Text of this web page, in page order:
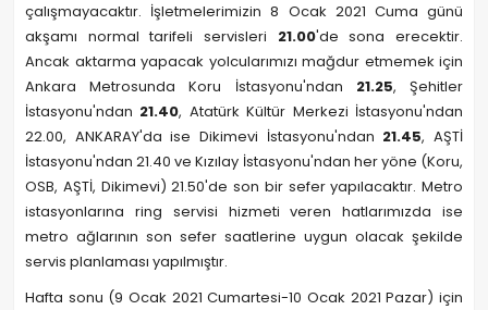
çalışmayacaktır. İşletmelerimizin 8 Ocak 2021 Cuma günü
akşamı normal tarifeli servisleri 21.00'de sona erecektir.
Ancak aktarma yapacak yolcularımızı mağdur etmemek için
Ankara Metrosunda Koru İstasyonu'ndan 21.25, Şehitler
İstasyonu'ndan 21.40, Atatürk Kültür Merkezi İstasyonu'ndan
22.00, ANKARAY'da ise Dikimevi İstasyonu'ndan 21.45, AŞTİ
İstasyonu'ndan 21.40 ve Kızılay İstasyonu'ndan her yöne (Koru,
OSB, AŞTİ, Dikimevi) 21.50'de son bir sefer yapılacaktır. Metro
istasyonlarına ring servisi hizmeti veren hatlarımızda ise
metro ağlarının son sefer saatlerine uygun olacak şekilde
servis planlaması yapılmıştır.
Hafta sonu (9 Ocak 2021 Cumartesi-10 Ocak 2021 Pazar) için